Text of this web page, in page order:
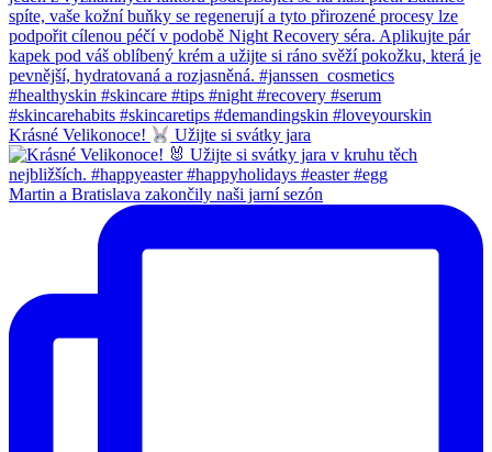
Krásné Velikonoce! Užijte si svátky jara
Martin a Bratislava zakončily naši jarní sezón